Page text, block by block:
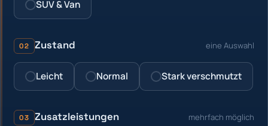
SUV & Van
02 Zustand eine Auswahl
Leicht Normal Stark verschmutzt
03 Zusatzleistungen mehrfach möglich